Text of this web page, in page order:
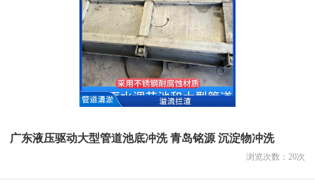
广东液压驱动大型管道池底冲洗 青岛铭源 沉淀物冲洗
浏览次数： 20次